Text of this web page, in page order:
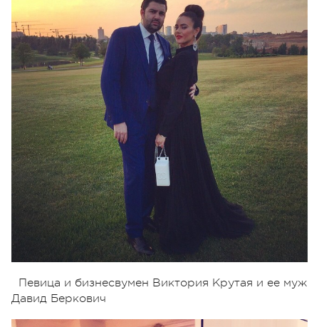
Певица и бизнесвумен Виктория Крутая и ее муж
Давид Беркович